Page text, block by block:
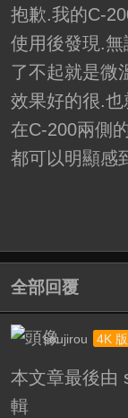
抱歉.我的C-
使用後發現.
了不起就是微
效果好的很.
在C-200兩側
都可以明顯感
全部回覆
soujirou 4K
本文章最後由
輯